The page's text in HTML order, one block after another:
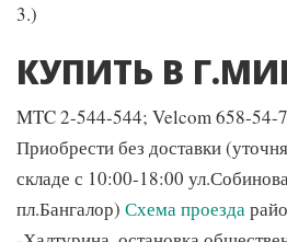
3.)
КУПИТЬ В
MTC 2-544-544; Velcom 658-54-
Приобрести без доставки
складе с 10:00-18:00
пл.Бангалор) Схема проезда